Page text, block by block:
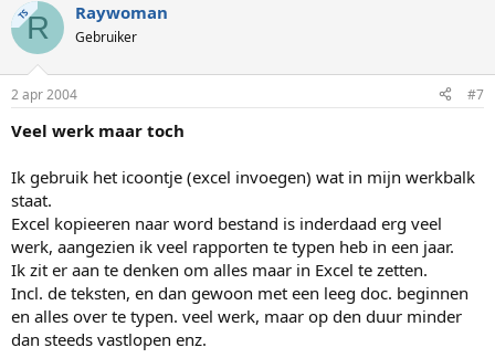
TSR Raywoman
Gebruiker
2 apr 2004 #7
Veel werk maar toch
Ik gebruik het icoontje (excel invoegen) wat in mijn werkbalk
staat.
Excel kopieeren naar word bestand is inderdaad erg veel
werk, aangezien ik veel rapporten te typen heb in een jaar.
Ik zit er aan te denken om alles maar in Excel te zetten.
Incl. de teksten, en dan gewoon met een leeg doc. beginnen
en alles over te typen. veel werk, maar op den duur minder
dan steeds vastlopen enz.